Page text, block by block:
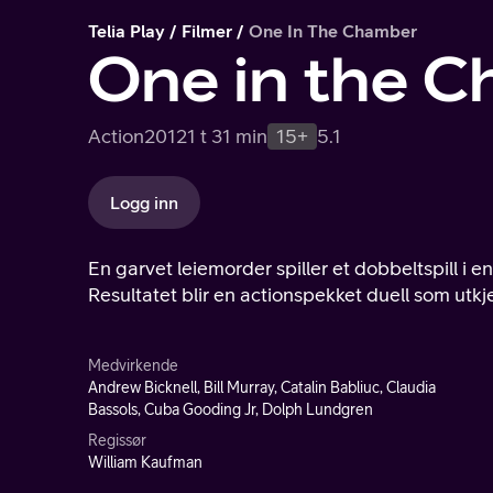
Telia Play Filmer One In The Chamber
One in the
Action20121 t 31 min 15+ 5.1
Logg inn
En garvet leiemorder spiller et dobbeltspill i
Resultatet blir en actionspekket duell som
Medvirkende
Andrew Bicknell, Bill Murray, Catalin Babliuc, Claudia
Bassols, Cuba Gooding Jr, Dolph Lundgren
Regissør
William Kaufman